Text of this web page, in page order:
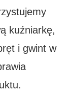
kuźniarkę,
i gwint w